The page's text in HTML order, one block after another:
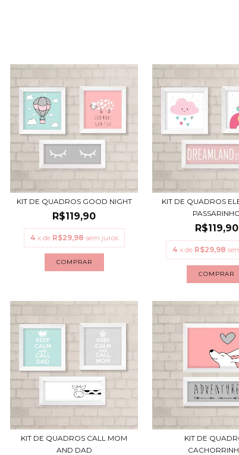
KIT DE QUADROS GOOD NIGHT
R$119,90
4 x de R$29,98 sem juros
COMPRAR
KIT DE QUADROS
R$119,90
4 x de R$29,98
COMPRAR
KIT DE QUADROS CALL MOM
AND DAD
KIT DE